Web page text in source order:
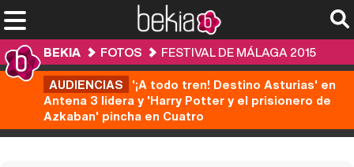
BEKIA FOTOS
FESTIVAL DE MÁLAGA 2015
AUDIENCIAS '¡A todo tren! Destino Asturias' en
Antena 3 lidera y 'Harry Potter y el prisionero de
Azkaban' pincha en Cuatro